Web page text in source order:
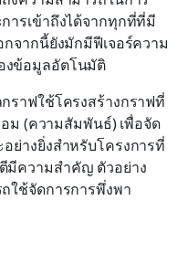
รเข้าถึงได้จากทุกที่ที่มี
จากนี้ยังมักมีฟีเจอร์ความ
งข้อมูลอัตโนมัติ
ราฟใช้โครงสร้างกราฟที่
ม (ความสัมพันธ์) เพื่อจัด
ย่างยิ่งสำหรับโครงการที่
มีความสำคัญ ตัวอย่าง
ใช้จัดการการพึ่งพา